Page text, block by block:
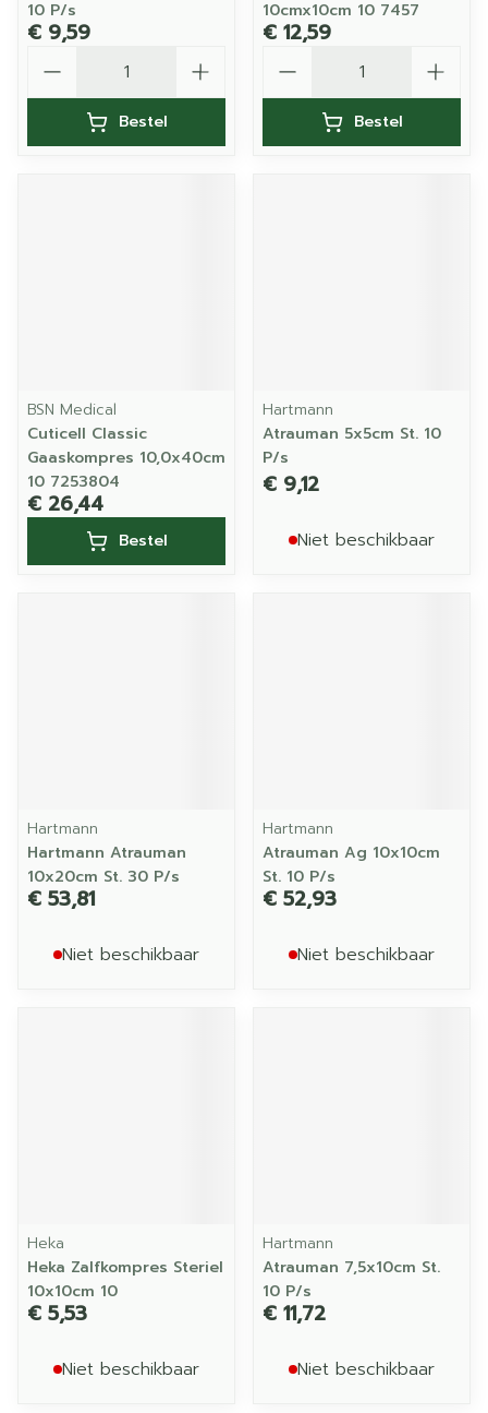
10 P/s
€ 9,59
Bestel
10cmx10cm 10 7457
€ 12,59
Bestel
BSN Medical
Cuticell Classic
Gaaskompres 10,0x40cm
10 7253804
€ 26,44
Bestel
Hartmann
Atrauman 5x5cm St. 10
P/s
€ 9,12
Niet beschikbaar
Hartmann
Hartmann Atrauman
10x20cm St. 30 P/s
€ 53,81
Niet beschikbaar
Hartmann
Atrauman Ag 10x10cm
St. 10 P/s
€ 52,93
Niet beschikbaar
Heka
Heka Zalfkompres Steriel
10x10cm 10
€ 5,53
Niet beschikbaar
Hartmann
Atrauman 7,5x10cm St.
10 P/s
€ 11,72
Niet beschikbaar